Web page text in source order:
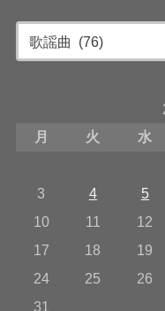
月
火 水
3
4 5
10
11 12
17
18 19
24
25 26
31